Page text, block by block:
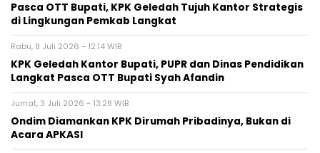
Pasca OTT Bupati, KPK Geledah Tujuh Kantor Strategis
di Lingkungan Pemkab Langkat
Rabu, 8 Juli 2026 - 12:14 WIB
KPK Geledah Kantor Bupati, PUPR dan Dinas Pendidikan
Langkat Pasca OTT Bupati Syah Afandin
Jumat, 3 Juli 2026 - 13:28 WIB
Ondim Diamankan KPK Dirumah Pribadinya, Bukan di
Acara APKASI